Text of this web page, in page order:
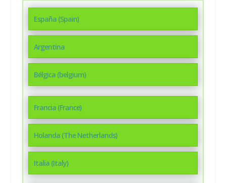
España (Spain)
Argentina
Bélgica (belgium)
Francia (France)
Holanda (The Netherlands)
Italia (Italy)